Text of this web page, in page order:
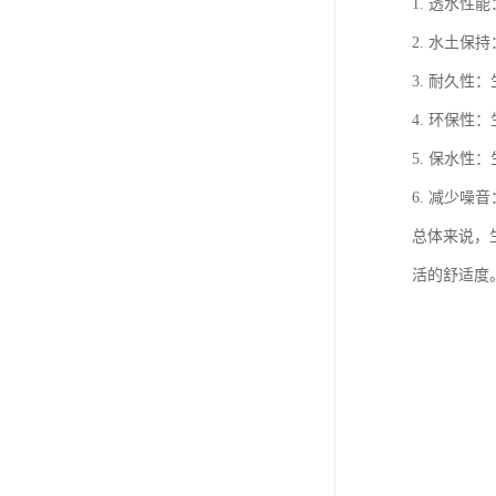
1. 透水性能
2. 水土保持
3. 耐久性：
4. 环保性：
5. 保水性：
6. 减少噪音
总体来说，
活的舒适度。